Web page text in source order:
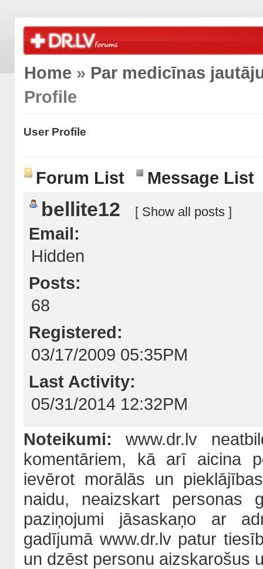
Home » Par medicīnas
Profile
User Profile
Forum List Message List
bellite12 [ Show all posts ]
Email:
Hidden
Posts:
68
Registered:
03/17/2009 05:35PM
Last Activity:
05/31/2014 12:32PM
Noteikumi:www.dr.lv
komentāriem, kā arī aicina
ievērot morālās un
naidu, neaizskart personas
paziņojumi jāsaskaņo ar
gadījumā www.dr.lv patur
un dzēst personu aizskarošus